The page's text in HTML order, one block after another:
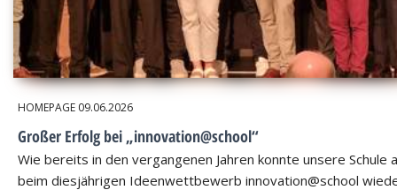
HOMEPAGE 09.06.2026
Großer Erfolg bei „innovation@school“
Wie bereits in den vergangenen Jahren konnte unsere Schule
beim diesjährigen Ideenwettbewerb innovation@school